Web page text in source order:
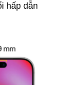
hấp dẫn